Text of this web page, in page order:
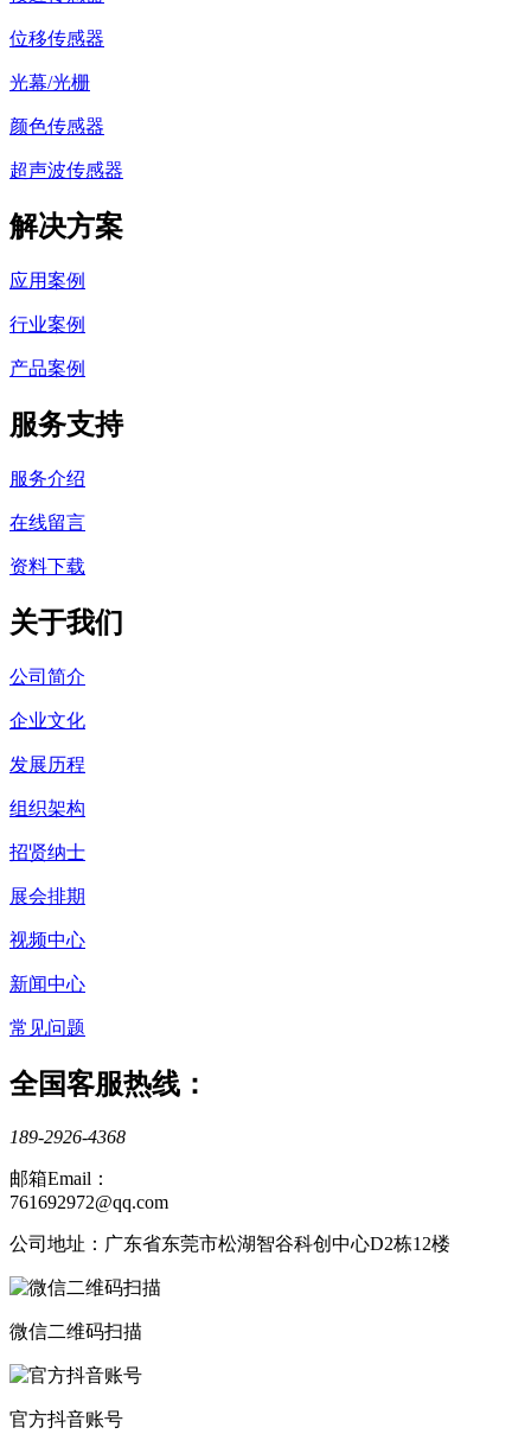
位移传感器
光幕/光栅
颜色传感器
超声波传感器
解决方案
应用案例
行业案例
产品案例
服务支持
服务介绍
在线留言
资料下载
关于我们
公司简介
企业文化
发展历程
组织架构
招贤纳士
展会排期
视频中心
新闻中心
常见问题
全国客服热线：
189-2926-4368
邮箱Email：
761692972@qq.com
公司地址：广东省东莞市松湖智谷科创中心D2栋12楼
微信二维码扫描
官方抖音账号